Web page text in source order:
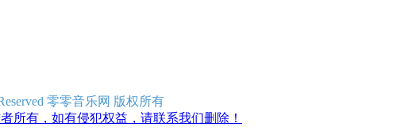
零零音乐网 版权所有
所有，如有侵犯权益，请联系我们删除！